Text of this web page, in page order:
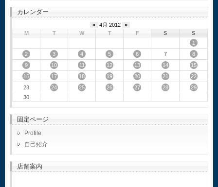
カレンダー
« 4月 2012
»
M
T W T F S
S
1
2
3 4 5 6 7
8
9
10 11 12 13 14
15
16
17 18 19 20 21
22
23
24 25 26 27 28
29
30
固定ページ
Profile
自己紹介
店舗案内